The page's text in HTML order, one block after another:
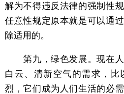
解为不得违反法律的强制性
任意性规定原本就是可以通
除适用的。
第九，绿色发展。现在人
白云、清新空气的需求，比
烈，它们成为人们生活的必